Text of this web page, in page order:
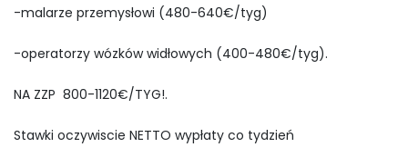
-malarze przemysłowi (480-640€/tyg)
-operatorzy wózków widłowych (400-480€/tyg).
NA ZZP 800-1120€/TYG!.
Stawki oczywiscie NETTO wypłaty co tydzień